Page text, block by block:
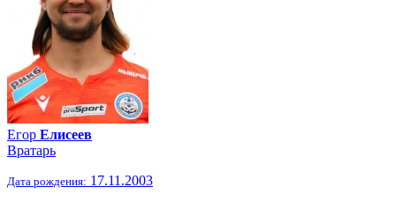
Егор Елисеев
Вратарь
Дата рождения: 17.11.2003